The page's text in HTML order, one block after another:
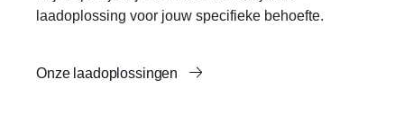
laadoplossing voor jouw specifieke behoefte.
Onze laadoplossingen